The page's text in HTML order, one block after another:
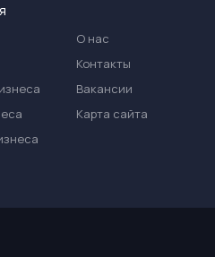
О нас
Контакты
Вакансии
Карта сайта